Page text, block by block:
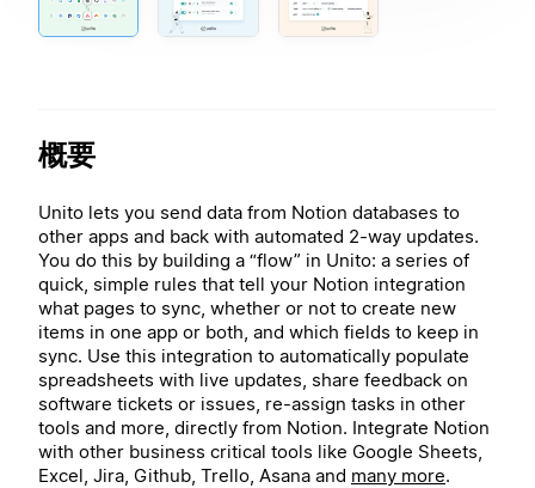
概要
Unito lets you send data from Notion databases to
other apps and back with automated 2-way updates.
You do this by building a “flow” in Unito: a series of
quick, simple rules that tell your Notion integration
what pages to sync, whether or not to create new
items in one app or both, and which fields to keep in
sync. Use this integration to automatically populate
spreadsheets with live updates, share feedback on
software tickets or issues, re-assign tasks in other
tools and more, directly from Notion. Integrate Notion
with other business critical tools like Google Sheets,
Excel, Jira, Github, Trello, Asana and many more.